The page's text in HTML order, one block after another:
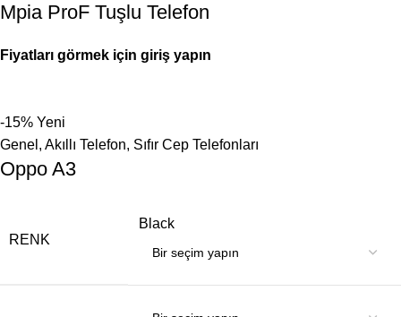
Mpia ProF Tuşlu Telefon
Fiyatları görmek için giriş yapın
-15% Yeni
Genel , Akıllı Telefon, Sıfır Cep Telefonları
Oppo A3
RENK
Black